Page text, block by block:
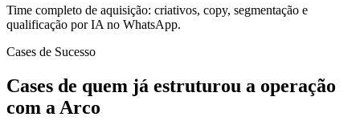
Time completo de aquisição: criativos, copy, segmentação e
qualificação por IA no WhatsApp.
Cases de Sucesso
Cases de quem já estruturou a operação
com a Arco